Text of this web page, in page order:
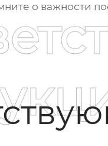
о важности